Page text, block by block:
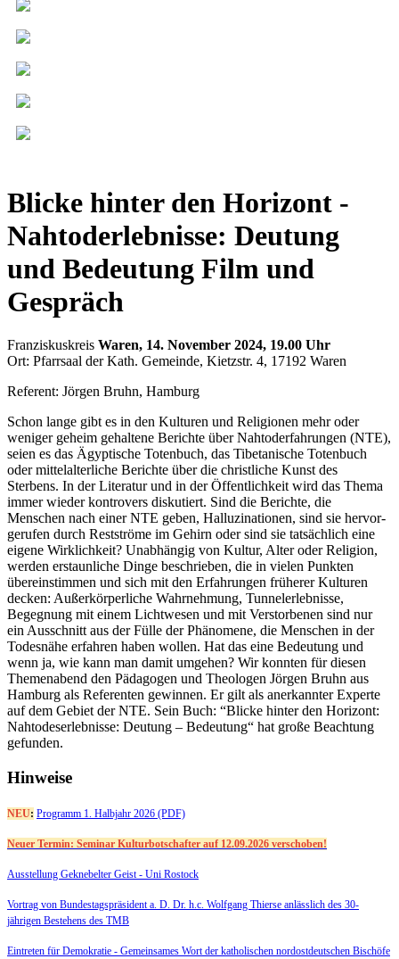
Blicke hinter den Horizont -
Nahtoderlebnisse: Deutung
und Bedeutung Film und
Gespräch
Franziskuskreis Waren, 14. November 2024, 19.00 Uhr
Ort: Pfarrsaal der Kath. Gemeinde, Kietzstr. 4, 17192 Waren
Referent: Jörgen Bruhn, Hamburg
Schon lange gibt es in den Kulturen und Religionen mehr oder
weniger geheim gehaltene Berichte über Nahtoderfahrungen (NTE),
seien es das Ägyptische Totenbuch, das Tibetanische Totenbuch
oder mittelalterliche Berichte über die christliche Kunst des
Sterbens. In der Literatur und in der Öffentlichkeit wird das Thema
immer wieder kontrovers diskutiert. Sind die Berichte, die
Menschen nach einer NTE geben, Halluzinationen, sind sie hervor-
gerufen durch Restströme im Gehirn oder sind sie tatsächlich eine
eigene Wirklichkeit? Unabhängig von Kultur, Alter oder Religion,
werden erstaunliche Dinge beschrieben, die in vielen Punkten
übereinstimmen und sich mit den Erfahrungen früherer Kulturen
decken: Außerkörperliche Wahrnehmung, Tunnelerlebnisse,
Begegnung mit einem Lichtwesen und mit Verstorbenen sind nur
ein Ausschnitt aus der Fülle der Phänomene, die Menschen in der
Todesnähe erfahren haben wollen. Hat das eine Bedeutung und
wenn ja, wie kann man damit umgehen? Wir konnten für diesen
Themenabend den Pädagogen und Theologen Jörgen Bruhn aus
Hamburg als Referenten gewinnen. Er gilt als anerkannter Experte
auf dem Gebiet der NTE. Sein Buch: “Blicke hinter den Horizont:
Nahtodeserlebnisse: Deutung – Bedeutung“ hat große Beachtung
gefunden.
Hinweise
NEU: Programm 1. Halbjahr 2026 (PDF)
Neuer Termin: Seminar Kulturbotschafter auf 12.09.2026 verschoben!
Ausstellung Geknebelter Geist - Uni Rostock
Vortrag von Bundestagspräsident a. D. Dr. h.c. Wolfgang Thierse anlässlich des 30-
jährigen Bestehens des TMB
Eintreten für Demokratie - Gemeinsames Wort der katholischen nordostdeutschen Bischöfe